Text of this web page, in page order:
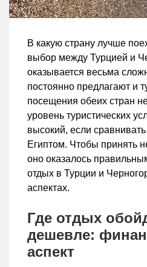
В какую страну лучше
выбор между Турцией и
оказывается весьма
постоянно предлагают и
посещения обеих стран
уровень туристических
высокий, если
Египтом. Чтобы принять
оно оказалось
отдых в Турции и
аспектах.
Где отдых
дешевле:
аспект